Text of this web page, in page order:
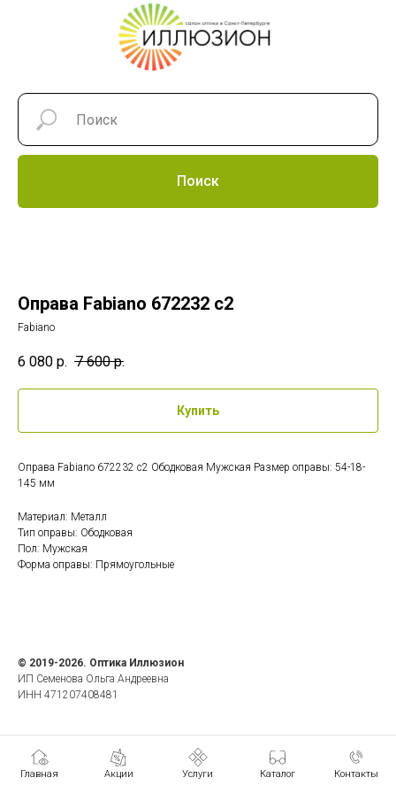
Поиск
Главная Акции Услуги Каталог Контакты
Оправа Fabiano 672232 c2
Fabiano
6 080 р. 7 600 р.
Купить
Оправа Fabiano 672232 c2 Ободковая Мужская Размер оправы: 54-18-
145 мм
Материал: Металл
Тип оправы: Ободковая
Пол: Мужская
Форма оправы: Прямоугольные
© 2019-2026. Оптика Иллюзион
ИП Семенова Ольга Андреевна
ИНН 471207408481